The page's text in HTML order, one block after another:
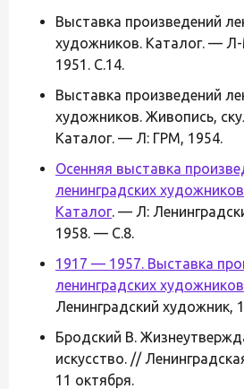
Выставка произведений
художников. Каталог. — Л-
1951. С.14.
Выставка произведений
художников. Живопись,
Каталог. — Л: ГРМ, 1954.
Осенняя выставка
ленинградских
Каталог. — Л:
1958. — С.8.
1917 — 1957. Выставка
ленинградских
Ленинградский художник,
Бродский В.
искусство. //
11 октября.